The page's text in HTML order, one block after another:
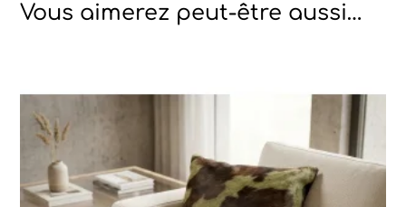
Vous aimerez peut-être aussi…